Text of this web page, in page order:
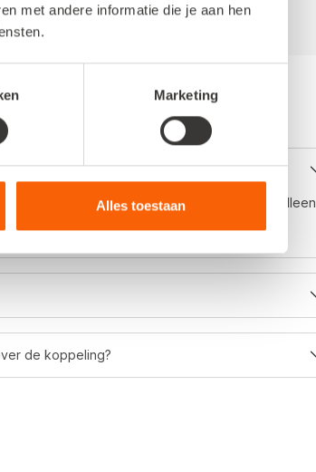
met andere informatie die je aan hen
Marketing
Alles toestaan
werkt volledig online en kun je daarom alleen
de koppeling?